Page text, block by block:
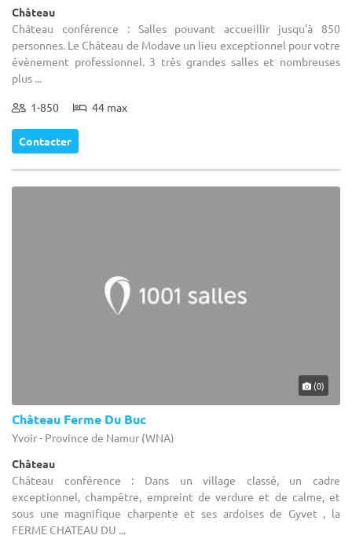
Château
Château conférence : Salles pouvant accueillir jusqu'à 850
personnes. Le Château de Modave un lieu exceptionnel pour votre
évènement professionnel. 3 très grandes salles et nombreuses
plus ...
1-850 44 max
Contacter
(0)
Château Ferme Du Buc
Yvoir - Province de Namur (WNA)
Château
Château conférence : Dans un village classé, un cadre
exceptionnel, champêtre, empreint de verdure et de calme, et
sous une magnifique charpente et ses ardoises de Gyvet , la
FERME CHATEAU DU ...